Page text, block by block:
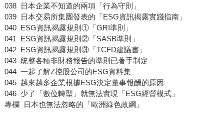
038 日本企業不知道的兩項「行為守則」
039 日本交易所集團發表的「ESG資訊揭露實踐指南」
040 ESG資訊揭露規則①「GRI準則」
041 ESG資訊揭露規則②「SASB準則」
042 ESG資訊揭露規則③「TCFD建議書」
043 統整各種非財務報告的準則已著手制定
044 一起了解Z控股公司的ESG資料集
045 越來越多企業根據ESG決定董事報酬的原因
046 少了「數位轉型」就無法實現「ESG經營模式」
專欄 日本也無法忽略的「歐洲綠色政綱」